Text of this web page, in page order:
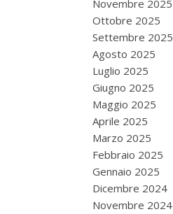
Novembre 2025
Ottobre 2025
Settembre 2025
Agosto 2025
Luglio 2025
Giugno 2025
Maggio 2025
Aprile 2025
Marzo 2025
Febbraio 2025
Gennaio 2025
Dicembre 2024
Novembre 2024